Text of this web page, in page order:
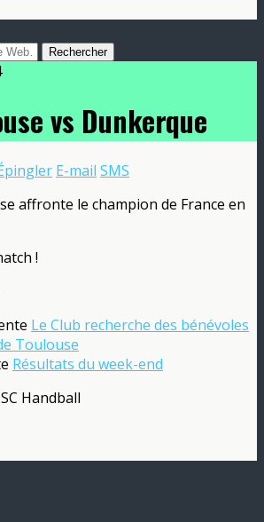
vs Dunkerque
E-mail SMS
affronte le champion de France en
!
Le Club recherche des bénévoles
Toulouse
Résultats du week-end
Handball